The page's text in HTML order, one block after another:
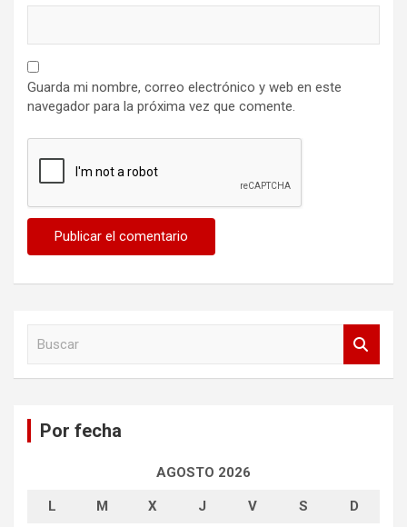
Guarda mi nombre, correo electrónico y web en este
navegador para la próxima vez que comente.
Por fecha
AGOSTO 2026
L M X J V S D